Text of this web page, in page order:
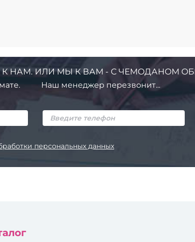
НАМ. ИЛИ МЫ К ВАМ - С ЧЕМОДАНОМ
Наш менеджер перезвонит...
персональных данных